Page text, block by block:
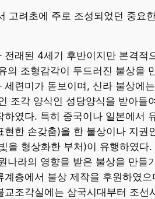
고려초에 주로 조성되었던 중요
래된 4세기 후반이지만 본격
의 조형감각이 두드러진 불상을
련미가 돋보이며, 신라 불상에
조각 양식인 성당양식을 받아
였다. 특히 중국이나 일본에서
한 손갖춤)을 한 불상이나 지
을 형상화한 부처)이 유행하였
나라의 영향을 받은 불상을 만
층에서 불상 제작을 후원하였
조각실에는 삼국시대부터 조